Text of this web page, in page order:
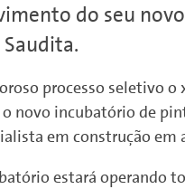
do seu
processo seletivo
novo incubatório de
em construção em
estará operando